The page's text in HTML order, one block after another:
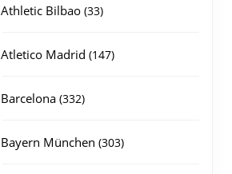
Athletic Bilbao 3333
Atletico Madrid 147147
Barcelona 332332
Bayern München 303303